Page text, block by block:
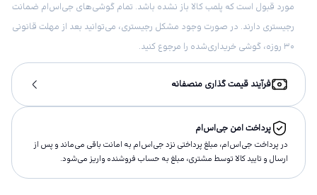
مورد قبول است که پلمب کالا باز نشده باشد. تمام گوشی‌های جی‌اس‌ام ضمانت
رجیستری دارند. در صورت وجود مشکل رجیستری، می‌توانید بعد از مهلت قانونی
۳۰ روزه، گوشی خریداری‌شده را مرجوع کنید.
فرآیند قیمت گذاری منصفانه
پرداخت امن جی‌اس‌ام
در پرداخت جی‌اس‌ام، مبلغ پرداختى نزد جی‌اس‌ام به امانت باقى مى‌ماند و پس از
ارسال و تاييد كالا توسط مشتری، مبلغ به حساب فروشنده واريز مى‌شود.